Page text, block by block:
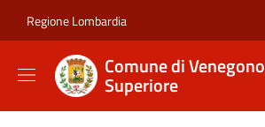
Regione Lombardia
Comune di Venegono
Superiore